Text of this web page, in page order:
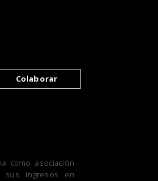
Colaborar
como asociación
ingresos en